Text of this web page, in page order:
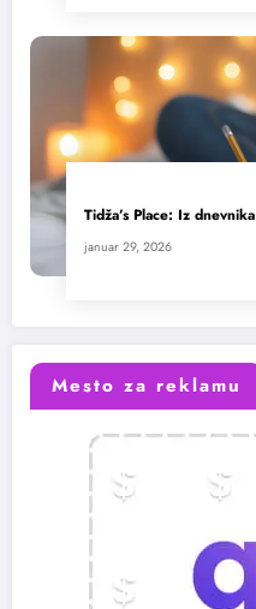
Tidža’s Place: Iz dnevnika
januar 29, 2026
Mesto za reklamu